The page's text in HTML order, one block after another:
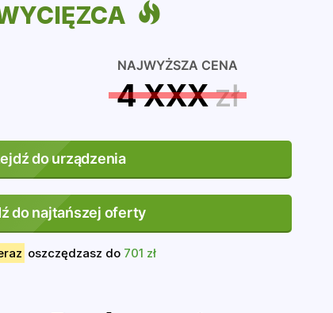
NAJWYŻSZA CENA
4 XXXzł
do urządzenia
do najtańszej oferty
oszczędzasz do 701 zł